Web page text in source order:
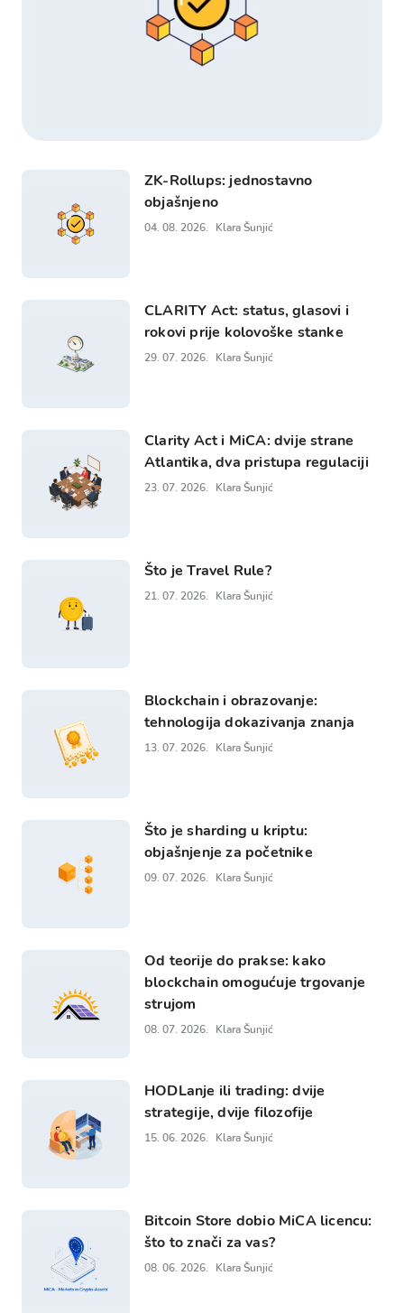
ZK-Rollups: jednostavno
objašnjeno
04. 08. 2026. Klara Šunjić
CLARITY Act: status, glasovi i
rokovi prije kolovoške stanke
29. 07. 2026. Klara Šunjić
Clarity Act i MiCA: dvije strane
Atlantika, dva pristupa regulaciji
23. 07. 2026. Klara Šunjić
Što je Travel Rule?
21. 07. 2026. Klara Šunjić
Blockchain i obrazovanje:
tehnologija dokazivanja znanja
13. 07. 2026. Klara Šunjić
Što je sharding u kriptu:
objašnjenje za početnike
09. 07. 2026. Klara Šunjić
Od teorije do prakse: kako
blockchain omogućuje trgovanje
strujom
08. 07. 2026. Klara Šunjić
HODLanje ili trading: dvije
strategije, dvije filozofije
15. 06. 2026. Klara Šunjić
Bitcoin Store dobio MiCA licencu:
što to znači za vas?
08. 06. 2026. Klara Šunjić